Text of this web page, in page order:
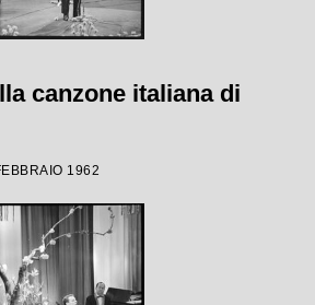
canzone italiana di
1962